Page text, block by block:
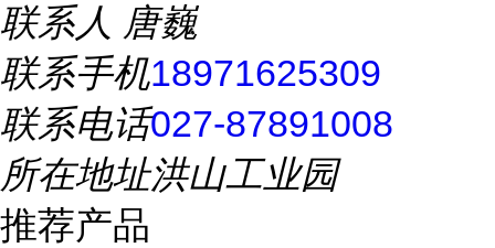
联系人 唐巍
联系手机18971625309
联系电话027-87891008
所在地址洪山工业园
推荐产品